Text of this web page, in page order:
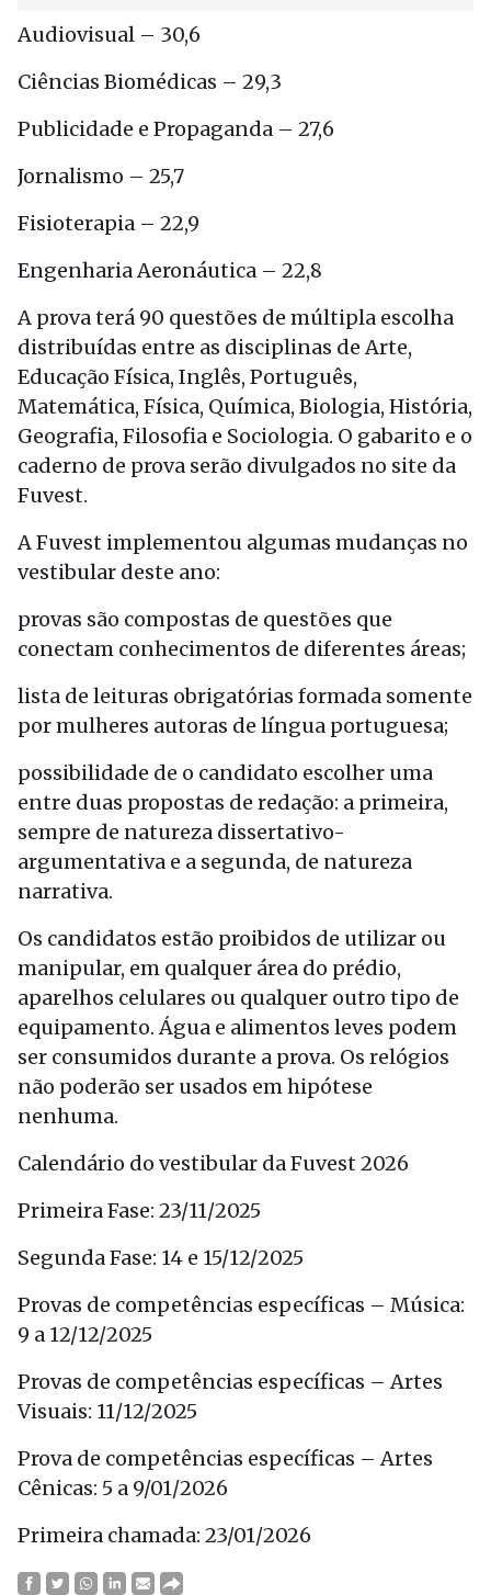
Audiovisual – 30,6
Ciências Biomédicas – 29,3
Publicidade e Propaganda – 27,6
Jornalismo – 25,7
Fisioterapia – 22,9
Engenharia Aeronáutica – 22,8
A prova terá 90 questões de múltipla escolha
distribuídas entre as disciplinas de Arte,
Educação Física, Inglês, Português,
Matemática, Física, Química, Biologia, História,
Geografia, Filosofia e Sociologia. O gabarito e o
caderno de prova serão divulgados no site da
Fuvest.
A Fuvest implementou algumas mudanças no
vestibular deste ano:
provas são compostas de questões que
conectam conhecimentos de diferentes áreas;
lista de leituras obrigatórias formada somente
por mulheres autoras de língua portuguesa;
possibilidade de o candidato escolher uma
entre duas propostas de redação: a primeira,
sempre de natureza dissertativo-
argumentativa e a segunda, de natureza
narrativa.
Os candidatos estão proibidos de utilizar ou
manipular, em qualquer área do prédio,
aparelhos celulares ou qualquer outro tipo de
equipamento. Água e alimentos leves podem
ser consumidos durante a prova. Os relógios
não poderão ser usados em hipótese
nenhuma.
Calendário do vestibular da Fuvest 2026
Primeira Fase: 23/11/2025
Segunda Fase: 14 e 15/12/2025
Provas de competências específicas – Música:
9 a 12/12/2025
Provas de competências específicas – Artes
Visuais: 11/12/2025
Prova de competências específicas – Artes
Cênicas: 5 a 9/01/2026
Primeira chamada: 23/01/2026